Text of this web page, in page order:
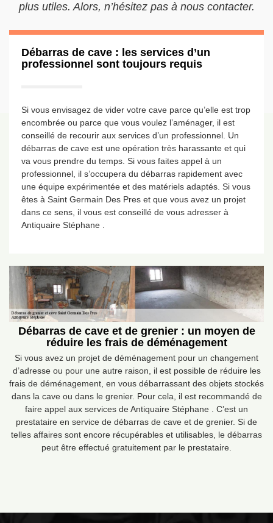
plus utiles. Alors, n’hésitez pas à nous contacter.
Débarras de cave : les services d’un
professionnel sont toujours requis
Si vous envisagez de vider votre cave parce qu’elle est trop
encombrée ou parce que vous voulez l’aménager, il est
conseillé de recourir aux services d’un professionnel. Un
débarras de cave est une opération très harassante et qui
va vous prendre du temps. Si vous faites appel à un
professionnel, il s’occupera du débarras rapidement avec
une équipe expérimentée et des matériels adaptés. Si vous
êtes à Saint Germain Des Pres et que vous avez un projet
dans ce sens, il vous est conseillé de vous adresser à
Antiquaire Stéphane .
Débarras de cave et de grenier : un moyen de
réduire les frais de déménagement
Si vous avez un projet de déménagement pour un changement
d’adresse ou pour une autre raison, il est possible de réduire les
frais de déménagement, en vous débarrassant des objets stockés
dans la cave ou dans le grenier. Pour cela, il est recommandé de
faire appel aux services de Antiquaire Stéphane . C’est un
prestataire en service de débarras de cave et de grenier. Si de
telles affaires sont encore récupérables et utilisables, le débarras
peut être effectué gratuitement par le prestataire.